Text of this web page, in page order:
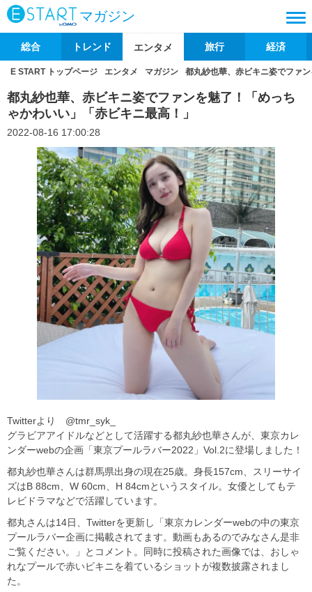
マガジン
総合 トレンド エンタメ 旅行 経済
E START トップページ エンタメ マガジン 都丸紗也華、赤ビキニ姿でファ
都丸紗也華、赤ビキニ姿でファンを魅了！「めっち
ゃかわいい」「赤ビキニ最高！」
2022-08-16 17:00:28
Twitterより @tmr_syk_
グラビアアイドルなどとして活躍する都丸紗也華さんが、東京カレ
ンダーwebの企画「東京プールラバー2022」Vol.2に登場しました！
都丸紗也華さんは群馬県出身の現在25歳。身長157cm、スリーサイ
ズはB 88cm、W 60cm、H 84cmというスタイル。女優としてもテ
レビドラマなどで活躍しています。
都丸さんは14日、Twitterを更新し「東京カレンダーwebの中の東京
プールラバー企画に掲載されてます。動画もあるのでみなさん是非
ご覧ください。」とコメント。同時に投稿された画像では、おしゃ
れなプールで赤いビキニを着ているショットが複数披露されまし
た。